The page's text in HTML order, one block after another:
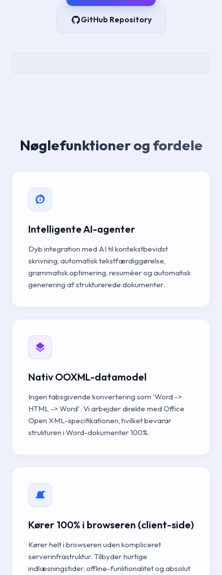
GitHub Repository
Nøglefunktioner og fordele
Intelligente AI-agenter
Dyb integration med AI til kontekstbevidst
skrivning, automatisk tekstfærdiggørelse,
grammatisk optimering, resuméer og automatisk
generering af strukturerede dokumenter.
Nativ OOXML-datamodel
Ingen tabsgivende konvertering som 'Word ->
HTML -> Word'. Vi arbejder direkte med Office
Open XML-specifikationen, hvilket bevarar
strukturen i Word-dokumenter 100%.
Kører 100% i browseren (client-side)
Kører helt i browseren uden kompliceret
serverinfrastruktur. Tilbyder hurtige
indlæsningstider, offline-funktionalitet og absolut